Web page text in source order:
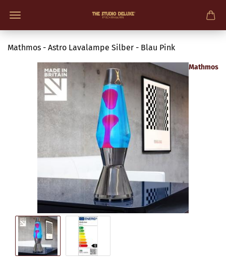
Mathmos - Astro Lavalampe Silber - Blau Pink
Mathmos